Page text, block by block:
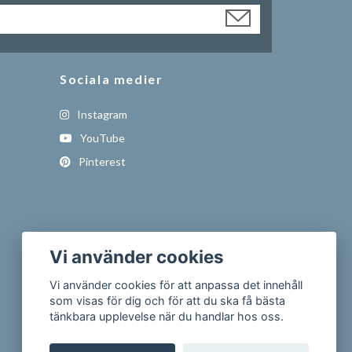
Sociala medier
Instagram
YouTube
Pinterest
Vi använder cookies
Vi använder cookies för att anpassa det innehåll
som visas för dig och för att du ska få bästa
tänkbara upplevelse när du handlar hos oss.